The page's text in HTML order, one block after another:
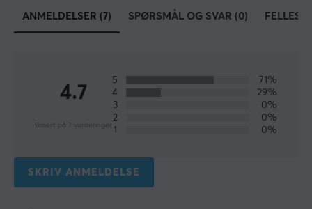
produkter for å utstyre spillere, entusiaster og esport-
profesjonelle med mekaniske tastaturer,
SPESIFIKASJONER
DIMENSJON & VEKT
Dybde
ANMELDELSER (7) SPØRSMÅL OG SVAR (0)
4.7
Basert på 7 vurderinger
5
71%
4
29%
3
0%
2
0%
1
0%
SKRIV ANMELDELSE